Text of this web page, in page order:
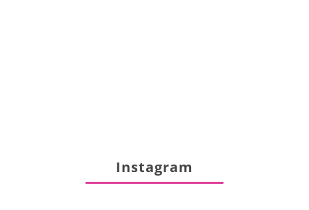
Instagram